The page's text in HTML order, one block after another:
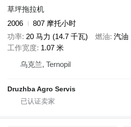
草坪拖拉机
2006
807 摩托小时
功率 20 马力 (14.7 千瓦) 燃油 汽油
工作宽度 1.07 米
乌克兰, Ternopil
Druzhba Agro Servis